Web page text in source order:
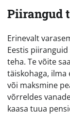
Piirangud
Erinevalt
Eestis
teha. Te võite
täiskohaga,
või maksmine
võrreldes
kaasa tuua